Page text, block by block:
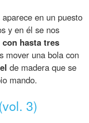
aparece en un puesto
y en él se nos
hasta tres
mover una bola con
de madera que se
mando.
3)